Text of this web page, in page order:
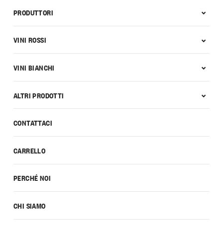
CONTATTACI
CARRELLO
PERCHÉ NOI
CHI SIAMO
PRODUTTORI
VINI ROSSI
VINI BIANCHI
ALTRI PRODOTTI